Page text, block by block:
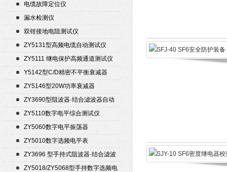
电缆故障定位仪
漏水检测仪
双钳接地电阻测试仪
ZY5131型高频电缆自动测试仪
ZY5111 继电保护高频通道测试仪
Y5142型C/D精密不平衡衰减器
（50Ω）
ZY5146型20W功率衰减器
ZY3690型阻波器·结合滤波器自动
测试仪
ZY5110数字电平综合测试仪
ZY5060数字电平振荡器
ZY5010数字选频电平表
ZY3696 型手持式阻波器·结合滤波
器自动测试仪
ZY5018/ZY5068型手持数字选频电